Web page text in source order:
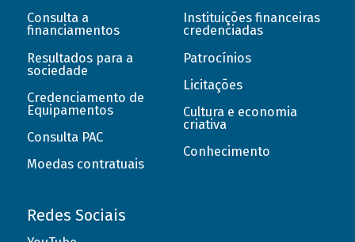
Consulta a
financiamentos
Resultados para a
sociedade
Credenciamento de
Equipamentos
Consulta PAC
Moedas contratuais
Instituições financeiras
credenciadas
Patrocínios
Licitações
Cultura e economia
criativa
Conhecimento
Redes Sociais